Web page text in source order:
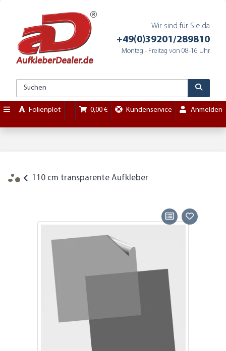
Wir sind für Sie da
+49(0)39201/289810
Montag - Freitag von 08-16 Uhr
Folienplot 0,00 € Kundenservice Anmelden
110 cm transparente Aufkleber